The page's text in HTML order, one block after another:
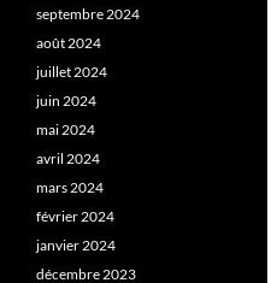
septembre 2024
août 2024
juillet 2024
juin 2024
mai 2024
avril 2024
mars 2024
février 2024
janvier 2024
décembre 2023